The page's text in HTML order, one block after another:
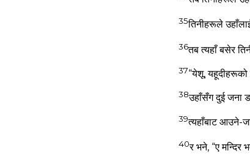
35तिनीहरूले
36तब त्‍यहाँ बसेर
37“येशू, यहूदीहरूको
38उहाँसँग दुई जना
39त्‍यहाँबाट आउने-
40र भने, “ए मन्‍दिर